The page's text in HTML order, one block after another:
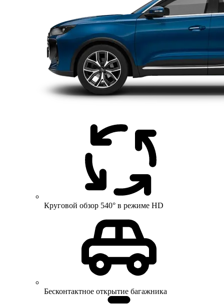
Круговой обзор 540° в режиме HD
Бесконтактное открытие багажника